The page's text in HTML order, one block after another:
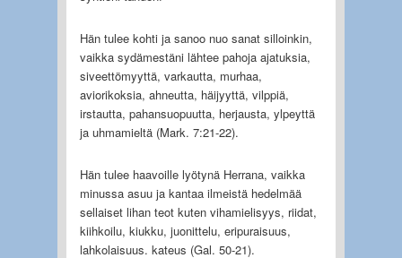
Hän tulee kohti ja sanoo nuo sanat silloinkin,
vaikka sydämestäni lähtee pahoja ajatuksia,
siveettömyyttä, varkautta, murhaa,
aviorikoksia, ahneutta, häijyyttä, vilppiä,
irstautta, pahansuopuutta, herjausta, ylpeyttä
ja uhmamieltä (Mark. 7:21-22).
Hän tulee haavoille lyötynä Herrana, vaikka
minussa asuu ja kantaa ilmeistä hedelmää
sellaiset lihan teot kuten vihamielisyys, riidat,
kiihkoilu, kiukku, juonittelu, eripuraisuus,
lahkolaisuus. kateus (Gal. 50-21).